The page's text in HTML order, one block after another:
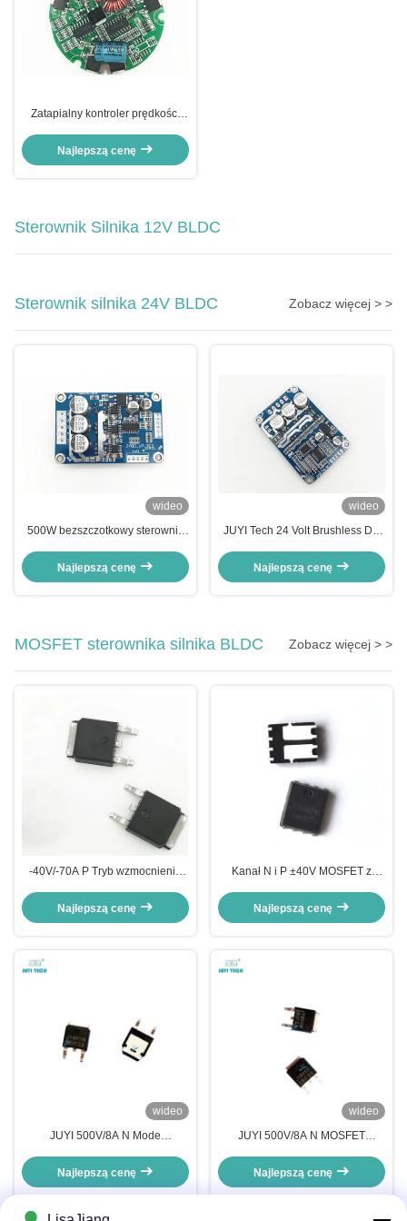
Zatapialny kontroler prędkości
automatyczny regulator poziomu
Najlepszą cenę
Sterownik Silnika 12V BLDC
Sterownik silnika 24V BLDC Zobacz więcej > >
wideo
500W bezszczotkowy sterownik
woltowy kontroler prędkości
silnika DC
Najlepszą cenę
wideo
JUYI Tech 24 Volt Brushless DC
sterowania silnikiem
Najlepszą cenę
MOSFET sterownika silnika BLDC Zobacz więcej > >
‐40V/‐70A P Tryb wzmocnienia
obciążenia dużym prądem
Najlepszą cenę
Kanał N i P ±40V MOSFET z
dla sterowania silnikiem prądu
stałego
Najlepszą cenę
wideo
JUYI 500V/8A N Mode
zasilania z szybkim
przełączaniem i odwrotnym
Najlepszą cenę
wideo
JUYI 500V/8A N MOSFET
kanału
Najlepszą cenę